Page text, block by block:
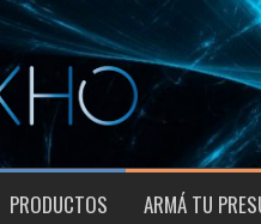
PRODUCTOS ARMÁ TU